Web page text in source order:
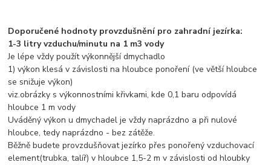
Doporučené hodnoty provzdušnění pro zahradní jezírka:
1-3 litry vzduchu/minutu na 1 m3 vody
Je lépe vždy použít výkonnější dmychadlo
1) výkon klesá v závislosti na hloubce ponoření (ve větší hloubce
se snižuje výkon)
viz.obrázky s výkonnostními křivkami, kde 0,1 baru odpovídá
hloubce 1 m vody
Uváděný výkon u dmychadel je vždy naprázdno a při nulové
hloubce, tedy naprázdno - bez zátěže.
Běžně budete provzdušňovat jezírko přes ponořený vzduchovací
element(trubka, talíř) v hloubce 1,5-2 m v závislosti od hloubky